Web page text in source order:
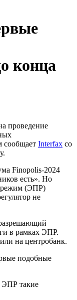
конца
проведение
сообщает Interfax со
Finopolis-2024
есть». Но
режим (ЭПР)
не
в рамках ЭПР.
на центробанк.
подобные
ЭПР такие